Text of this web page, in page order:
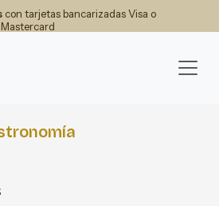
con tarjetas bancarizadas Visa o
Mastercard